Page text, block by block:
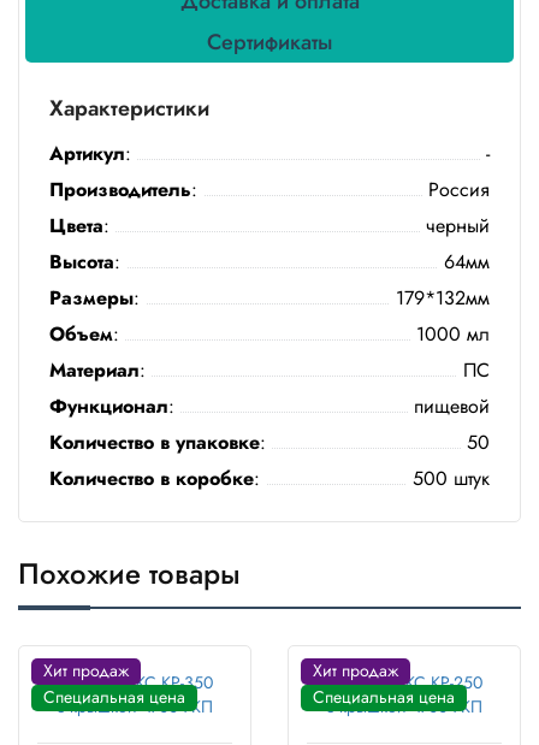
Подарочная
Скатерти
коврики
Товары
для
уборки
Салфетки
Полотенца
Туалетная
бумага
Все для
транспортировки
Хозтовары
Сертификаты
Характеристики
Артикул:
-
Производитель:
Россия
Цвета:
черный
Высота:
64мм
Размеры:
179*132мм
Объем:
1000 мл
Материал:
ПС
Функционал:
пищевой
Количество в упаковке:
50
Количество в коробке: 500 штук
Похожие товары
Хит продаж
Специальная цена
Хит продаж
Специальная цена